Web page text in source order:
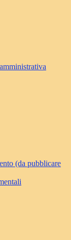
(da pubblicare